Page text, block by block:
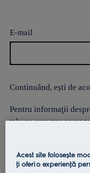
E-mail
Continuând, ești de
Pentru informaţii
tale cu caracter
Acest site folosește
ţi oferi o experienţă